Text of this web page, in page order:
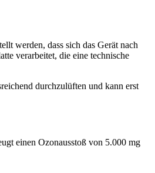
werden, dass sich das Gerät nach
verarbeitet, die eine technische
durchzulüften und kann erst
einen Ozonausstoß von 5.000 mg